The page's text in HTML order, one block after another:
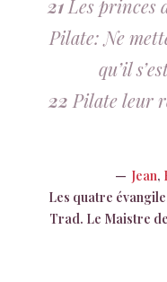
21 Les princes
Pilate: Ne
qu’il
22 Pilate leur
Jean,
Les quatre
Trad. Le Maistre de